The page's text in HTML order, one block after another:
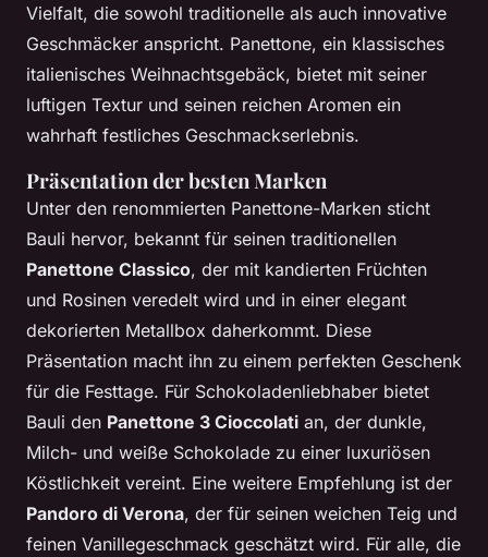
Vielfalt, die sowohl traditionelle als auch innovative
Geschmäcker anspricht. Panettone, ein klassisches
italienisches Weihnachtsgebäck, bietet mit seiner
luftigen Textur und seinen reichen Aromen ein
wahrhaft festliches Geschmackserlebnis.
Präsentation der besten Marken
Unter den renommierten Panettone-Marken sticht
Bauli hervor, bekannt für seinen traditionellen
Panettone Classico, der mit kandierten Früchten
und Rosinen veredelt wird und in einer elegant
dekorierten Metallbox daherkommt. Diese
Präsentation macht ihn zu einem perfekten Geschenk
für die Festtage. Für Schokoladenliebhaber bietet
Bauli den Panettone 3 Cioccolati an, der dunkle,
Milch- und weiße Schokolade zu einer luxuriösen
Köstlichkeit vereint. Eine weitere Empfehlung ist der
Pandoro di Verona, der für seinen weichen Teig und
feinen Vanillegeschmack geschätzt wird. Für alle, die